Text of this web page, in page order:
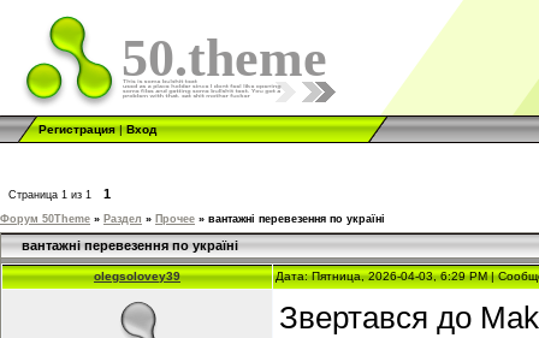
50.theme
Регистрация|Вход
Страница 1 из 1 1
Форум 50Theme » Раздел » Прочее » вантажні перевезення по україні
вантажні перевезення по україні
olegsolovey39 Дата: Пятница, 2026-04-03, 6:29 PM |
Звертався до